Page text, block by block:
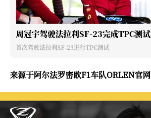
周冠宇驾驶法拉利SF-23完成TPC测试
首次驾驶法拉利SF-23进行TPC测试
来源于阿尔法罗密欧F1车队ORLEN官网